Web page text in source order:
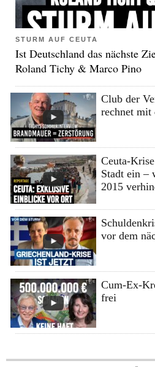
STURM AUF CEUTA
Ist Deutschland das nächste
Roland Tichy & Marco Pino
Club der
rechnet mit
Ceuta-
Stadt ein –
2015
vor dem
Cum-Ex-
frei